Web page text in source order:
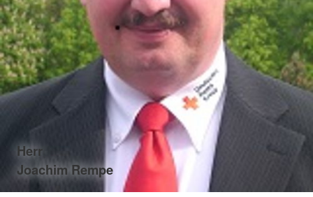
Herr
Joachim Rempe